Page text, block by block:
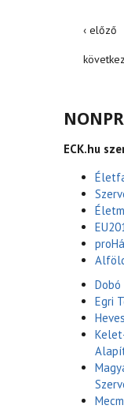
‹ előző
ECK.hu
Egri